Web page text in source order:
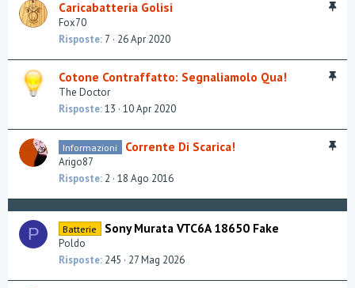
eI
d
z
a
Caricabatteria Golisi
Fox70
Risposte 7 26 Apr 2020
I
d
z
a
Cotone Contraffatto: Segnaliamolo Qua!
The Doctor
Risposte 13 10 Apr 2020
I
a
Informazioni Corrente Di Scarica!
Arigo87
Risposte 2 18 Ago 2016
P Batterie Sony Murata VTC6A 18650 Fake
Poldo
Risposte 245 27 Mag 2026